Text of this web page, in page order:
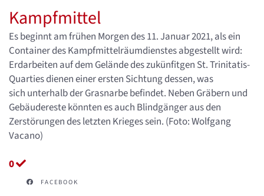
Kampfmittel
Es beginnt am frühen Morgen des 11. Januar 2021, als ein
Container des Kampfmittelräumdienstes abgestellt wird:
Erdarbeiten auf dem Gelände des zukünfitgen St. Trinitatis-
Quarties dienen einer ersten Sichtung dessen, was
sich unterhalb der Grasnarbe befindet. Neben Gräbern und
Gebäudereste könnten es auch Blindgänger aus den
Zerstörungen des letzten Krieges sein. (Foto: Wolfgang
Vacano)
0
FACEBOOK